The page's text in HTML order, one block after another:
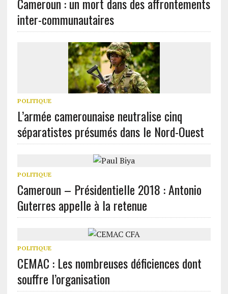
Cameroun : un mort dans des affrontements
inter-communautaires
POLITIQUE
L’armée camerounaise neutralise cinq
séparatistes présumés dans le Nord-Ouest
POLITIQUE
Cameroun – Présidentielle 2018 : Antonio
Guterres appelle à la retenue
POLITIQUE
CEMAC : Les nombreuses déficiences dont
souffre l’organisation